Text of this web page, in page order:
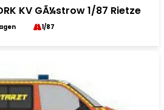
KV GÃ¼strow 1/87 Rietze
1/87